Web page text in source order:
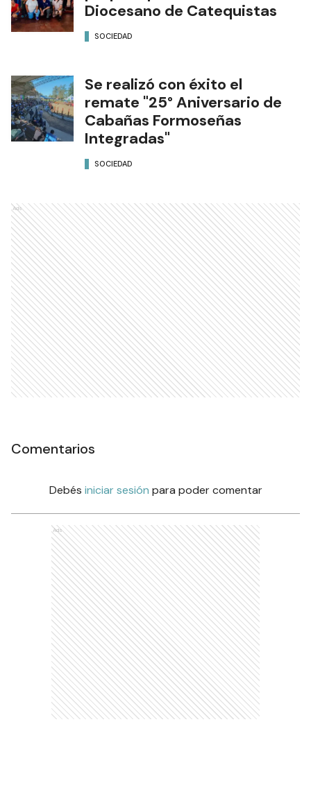
Diocesano de Catequistas
SOCIEDAD
Se realizó con éxito el
remate "25° Aniversario de
Cabañas Formoseñas
Integradas"
SOCIEDAD
Ads
Comentarios
Debés iniciar sesión para poder comentar
Ads